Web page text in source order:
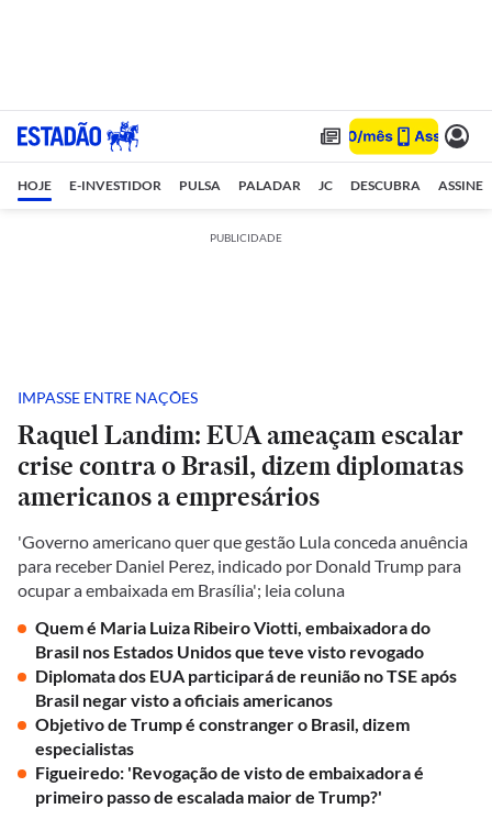
HOJE E-INVESTIDOR PULSA PALADAR JC DESCUBRA ASSINE
PUBLICIDADE
IMPASSE ENTRE NAÇÕES
Raquel Landim: EUA ameaçam escalar
crise contra o Brasil, dizem diplomatas
americanos a empresários
'Governo americano quer que gestão Lula conceda anuência
para receber Daniel Perez, indicado por Donald Trump para
ocupar a embaixada em Brasília'; leia coluna
Quem é Maria Luiza Ribeiro Viotti, embaixadora do
Brasil nos Estados Unidos que teve visto revogado
Diplomata dos EUA participará de reunião no TSE após
Brasil negar visto a oficiais americanos
Objetivo de Trump é constranger o Brasil, dizem
especialistas
Figueiredo: 'Revogação de visto de embaixadora é
primeiro passo de escalada maior de Trump?'